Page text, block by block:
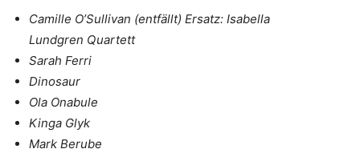
Camille O’Sullivan (entfällt) Ersatz: Isabella
Lundgren Quartett
Sarah Ferri
Dinosaur
Ola Onabule
Kinga Glyk
Mark Berube